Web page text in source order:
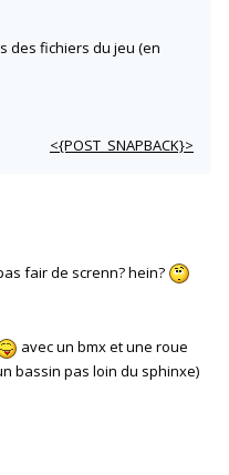
des fichiers du jeu (en
<{POST_SNAPBACK}>
fair de screnn? hein?
avec un bmx et une roue
bassin pas loin du sphinxe)